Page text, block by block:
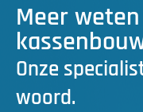
Meer
Onze
woord.